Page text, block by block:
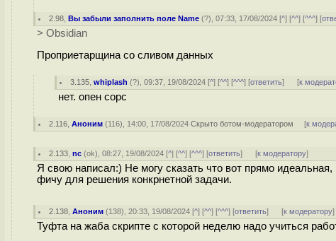
2.98 ,Вы забыли заполнить поле Name (?), 07:33, 17/08/2024 [^] [^^] [^^^] [
> Obsidian
Проприетарщина со сливом данных
3.135 ,whiplash (?), 09:37, 19/08/2024 [^] [^^] [^^^] [ответить] [к
нет. опен сорс
2.116 ,Аноним (116), 14:00, 17/08/2024Скрыто ботом-модератором [к
2.133 ,nc (ok), 08:27, 19/08/2024 [^] [^^] [^^^] [ответить] [к модератору]
Я свою написал:) Не могу сказать что вот прямо
фичу для решения конкрнетной задачи.
2.138 ,Аноним (138), 20:33, 19/08/2024 [^] [^^] [^^^] [ответить] [к модератору]
Туфта на жаба скрипте с которой неделю надо учиться